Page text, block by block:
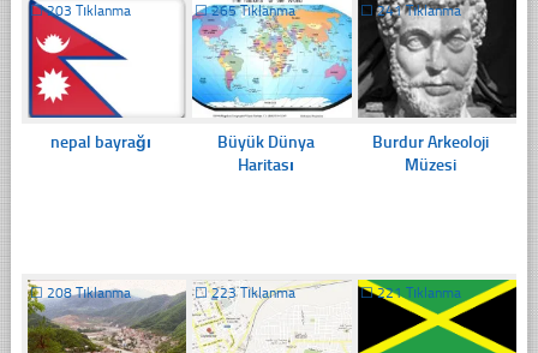
☐203 Tıklanma
nepal bayrağı
☐265 Tıklanma
Büyük Dünya
Haritası
☐241 Tıklanma
Burdur Arkeoloji
Müzesi
☐ 208 Tıklanma ☐223 Tıklanma ☐221 Tıklanma